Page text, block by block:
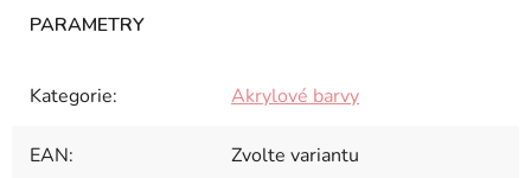
Kategorie: Akrylové barvy
EAN: Zvolte variantu